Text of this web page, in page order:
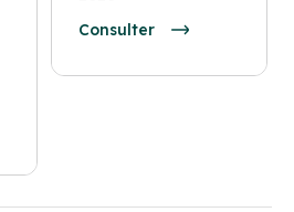
Consulter